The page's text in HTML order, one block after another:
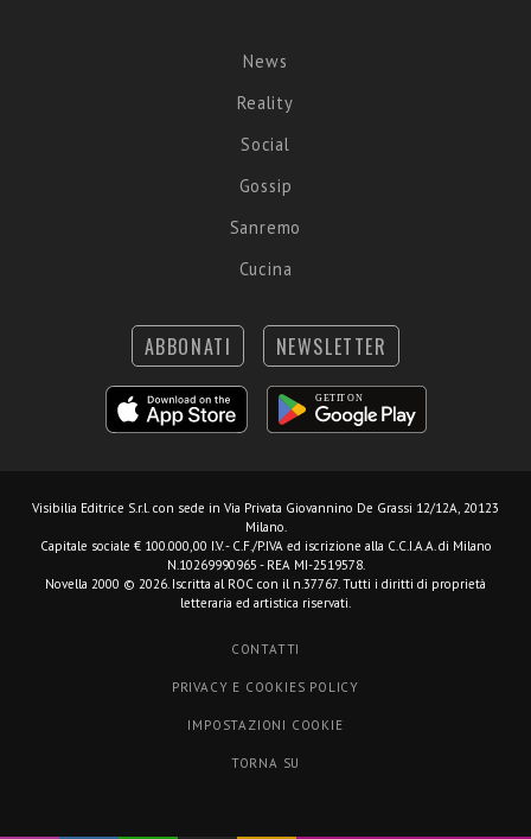
News
Reality
Social
Gossip
Sanremo
Cucina
ABBONATI NEWSLETTER
Visibilia Editrice S.r.l. con sede in Via Privata Giovannino De Grassi 12/12A, 20123
Milano.
Capitale sociale € 100.000,00 I.V. - C.F./P.IVA ed iscrizione alla C.C.I.A.A. di Milano
N.10269990965 - REA MI-2519578.
Novella 2000 © 2026. Iscritta al ROC con il n.37767. Tutti i diritti di proprietà
letteraria ed artistica riservati.
CONTATTI
PRIVACY E COOKIES POLICY
IMPOSTAZIONI COOKIE
TORNA SU